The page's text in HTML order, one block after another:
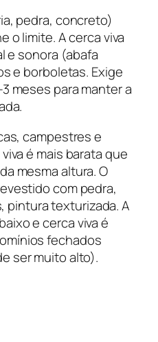
pedra, concreto)
o limite. A cerca viva
e sonora (abafa
e borboletas. Exige
meses para manter a
campestres e
é mais barata que
mesma altura. O
com pedra,
pintura texturizada. A
e cerca viva é
fechados
ser muito alto).